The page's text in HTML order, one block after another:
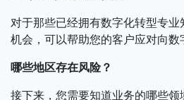
对于那些已经拥有数字化转型专
机会，可以帮助您的客户应对向数
哪些地区存在风险？
接下来，您需要知道业务的哪些